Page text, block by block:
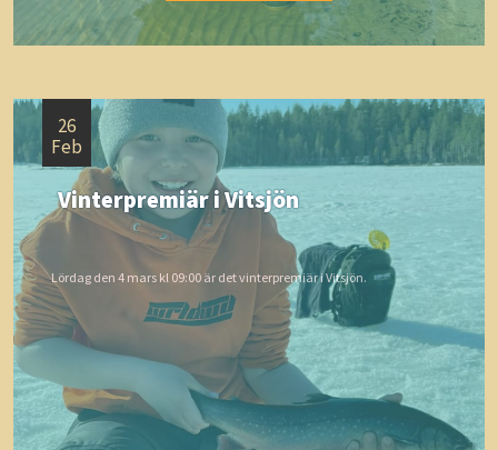
26
Feb
Lördag den 4 mars kl 09:00 är det vinterpremiär i Vitsjön.
Vinterpremiär i Vitsjön